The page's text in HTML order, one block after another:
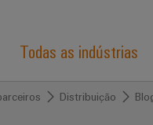
Todas as indústrias
Distribuição